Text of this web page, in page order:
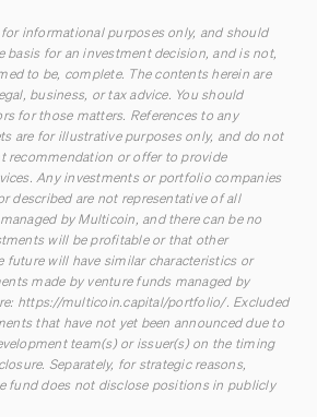
informational purposes only, and should
basis for an investment decision, and is not,
to be, complete. The contents herein are
business, or tax advice. You should
for those matters. References to any
are for illustrative purposes only, and do not
recommendation or offer to provide
Any investments or portfolio companies
described are not representative of all
by Multicoin, and there can be no
will be profitable or that other
future will have similar characteristics or
made by venture funds managed by
https://multicoin.capital/portfolio/. Excluded
that have not yet been announced due to
team(s) or issuer(s) on the timing
Separately, for strategic reasons,
fund does not disclose positions in publicly